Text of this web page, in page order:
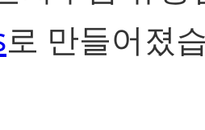
로 만들어졌